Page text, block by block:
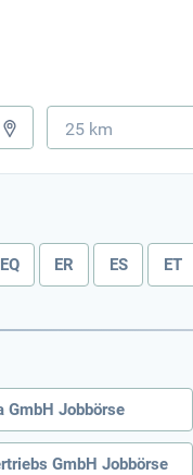
25 km
EQ ER ES ET
GmbH Jobbörse
GmbH Jobbörse